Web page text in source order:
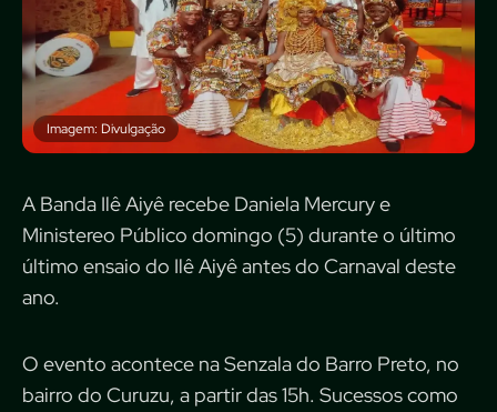
Imagem: Divulgação
A Banda Ilê Aiyê recebe Daniela Mercury e
Ministereo Público domingo (5) durante o último
último ensaio do Ilê Aiyê antes do Carnaval deste
ano.
O evento acontece na Senzala do Barro Preto, no
bairro do Curuzu, a partir das 15h. Sucessos como